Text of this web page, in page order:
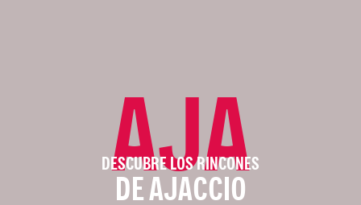
AJA
DESCUBRE LOS RINCONES
DE AJACCIO